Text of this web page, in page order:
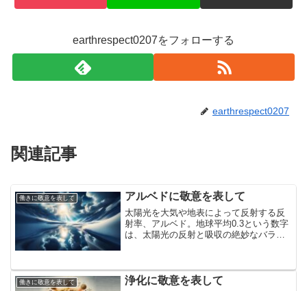
earthrespect0207をフォローする
earthrespect0207
関連記事
働きに敬意を表して アルベドに敬意を表して
太陽光を大気や地表によって反射する反
射率、アルベド。地球平均0.3という数字
は、太陽光の反射と吸収の絶妙なバラン
働きに敬意を表して 浄化に敬意を表して